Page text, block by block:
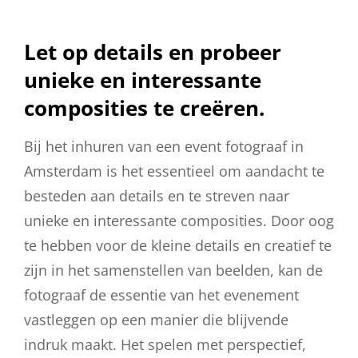
Let op details en probeer
unieke en interessante
composities te creëren.
Bij het inhuren van een event fotograaf in
Amsterdam is het essentieel om aandacht te
besteden aan details en te streven naar
unieke en interessante composities. Door oog
te hebben voor de kleine details en creatief te
zijn in het samenstellen van beelden, kan de
fotograaf de essentie van het evenement
vastleggen op een manier die blijvende
indruk maakt. Het spelen met perspectief,